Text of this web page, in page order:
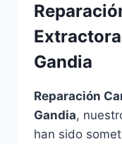
Gandia
Reparación
Gandia,
han sido